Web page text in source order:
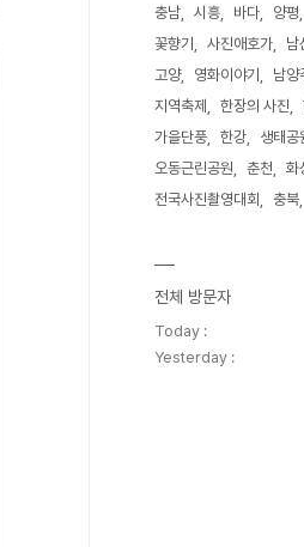
충남 시흥 바다 양평
꽃향기
사진애호가 남
고양
영화이야기 남양
지역축제
한장의 사진
가을단풍
한강 생태공
오동근린공원
춘천 화
전국사진촬영대회
충북
전체 방문자
Today :
Yesterday :